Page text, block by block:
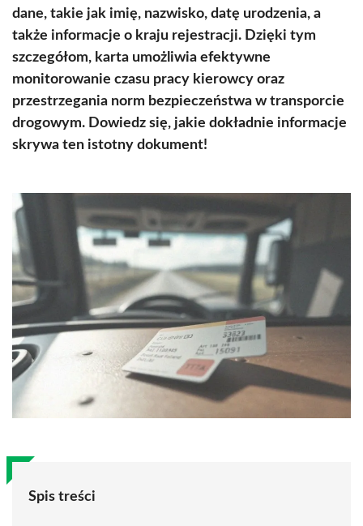
dane, takie jak imię, nazwisko, datę urodzenia, a
także informacje o kraju rejestracji. Dzięki tym
szczegółom, karta umożliwia efektywne
monitorowanie czasu pracy kierowcy oraz
przestrzegania norm bezpieczeństwa w transporcie
drogowym. Dowiedz się, jakie dokładnie informacje
skrywa ten istotny dokument!
Spis treści